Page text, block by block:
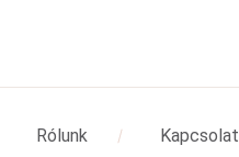
Rólunk Kapcsolat